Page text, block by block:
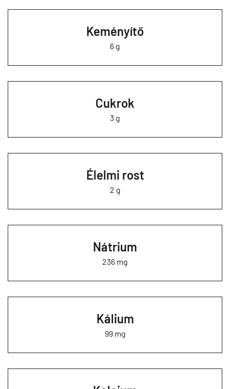
Keményítő
6 g
Cukrok
3 g
Élelmi rost
2 g
Nátrium
236 mg
Kálium
99 mg